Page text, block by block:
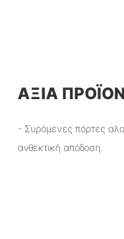
ΑΞΊΑ
- Συρόμενες πόρτες
ανθεκτική απόδοση.